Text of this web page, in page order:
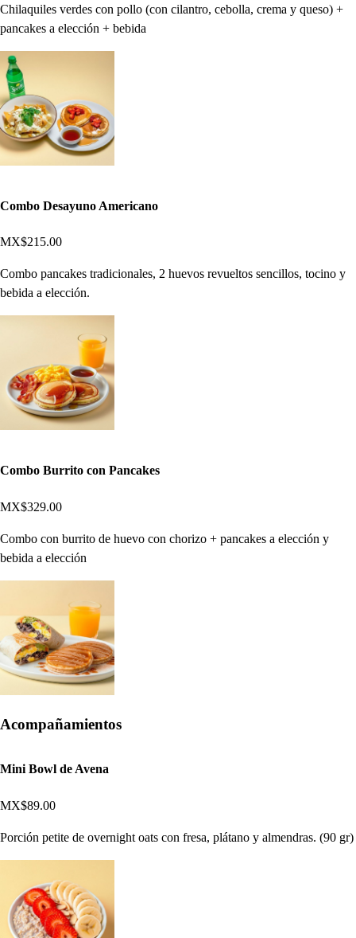
Chilaquiles verdes con pollo (con cilantro, cebolla, crema y queso) +
pancakes a elección + bebida
Combo Desayuno Americano
MX$215.00
Combo pancakes tradicionales, 2 huevos revueltos sencillos, tocino y
bebida a elección.
Combo Burrito con Pancakes
MX$329.00
Combo con burrito de huevo con chorizo + pancakes a elección y
bebida a elección
Acompañamientos
Mini Bowl de Avena
MX$89.00
Porción petite de overnight oats con fresa, plátano y almendras. (90 gr)